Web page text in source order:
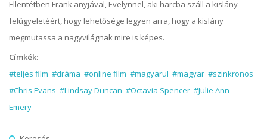
Ellentétben Frank anyjával, Evelynnel, aki harcba száll a kislány
felügyeletéért, hogy lehetősége legyen arra, hogy a kislány
megmutassa a nagyvilágnak mire is képes.
Címkék:
#teljes film #dráma #online film #magyarul #magyar #szinkronos
#Chris Evans #Lindsay Duncan #Octavia Spencer #Julie Ann
Emery